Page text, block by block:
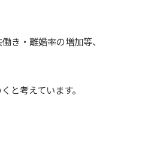
き・離婚率の増加等、
と考えています。